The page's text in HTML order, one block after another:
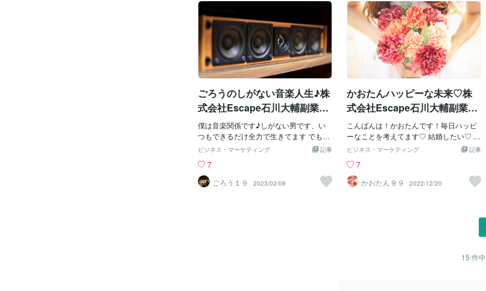
り合いの方が覚えててくれてるものです
ね 言われてハッとすることもあります 忘
れてる部分は自分にとっては都合があま
り良くない話しだから 忘れちゃうのかな
～ でも昔からの友達や知り合いに会っ
て、そんな話をするのは やっぱりいいで
すね～ 歳を重ねてもしばらく会えてなく
ても、あの頃の感覚にあっという間に戻
りますね いま現在仕事場ではいろいろと
任せられる先輩の地位になってますけど
本来の自分や忘れた自分に会えるのはと
ても嬉しいです 今はそれぞれの場所でそ
れぞれの事を頑張って生きていますけど
たまには 集まって、昔のようにバカな話
てます最近始めた株式会社Escape石川大
輔さんの副業収入もなかなか稼げてます
よー 今日は５５００円
で、海外で働く人も増えているみたいで
すね！ 海外で働い方が賃金が高くていい
ようです。でも物価高はあるらしいです
が 最近、見たTVでお年寄りが、年金暮ら
しではきつい状況もあるようで、月にお
風呂を４回くらいしか 入れないって言っ
てた.... 日本の現状の話です！ なんか寂し
い気持ちと何か対策をしていかなければ
いけない現状を突き付けられた気持ちに
なりました だから僕は今日も副業をがん
ばろうと思います 副業株式会社Escape
石川大輔検証報告 ・1日目→０円（セッ
トアップ・説明のみ） ・２日目→4600円
・３日目→5120円 ・４日目→5500円 ・
日目→5690円 ・８日目→6200円 ・９日
目→5480円 ・１０日目→6430円 ・１１
日目→5850円 ・１２日目→6340円 成果
ごろうのしがない音楽人生♪株
式会社Escape石川大輔副業検
証
僕は音楽関係です♪しがない男です、い
つもできるだけ全力で生きてます でも人
に伝わりづらい がんばっていこうと思う
だ、ダラダラと書いてしまうかもしれな
い 不快に思わせたらすみません 僕は幼い
時から音楽に触れてきました 両親がクラ
記事
ビジネス・マーケティング
7
ごろう１９
2023/02/08
かおたんハッピーな未来♡株
式会社Escape石川大輔副業や
るよぉ
こんばんは！かおたんです！毎日ハッピ
ーなことを考えてます♡ 結婚したい♡ 女
子みんなの夢♡ 結婚適齢期です 結婚適齢
婚する平均年齢はが29.6歳だって ぬぬぬ
もう近くなってきてる 彼氏いない 田舎暮
らし 出会いない でも結婚したい♡ いつ
記事
ビジネス・マーケティング
7
かおたん９９
2022/12/20
15 件中